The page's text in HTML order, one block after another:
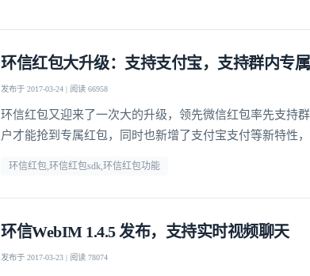
环信红包大升级：支持支付宝，支持群内专
发布于 2017-03-24 | 阅读 66958
环信红包又迎来了一次大的升级，领先微信红包率先支持
户才能抢到专属红包，同时也新增了支付宝支付等新特性
环信红包,环信红包sdk,环信红包功能
环信WebIM 1.4.5 发布，支持实时视频聊天
发布于 2017-03-23 | 阅读 78074
我已阅读并同意
登录即时通讯云